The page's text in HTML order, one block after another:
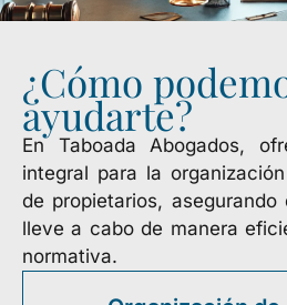
¿Cómo
ayudarte?
En Taboada Abogados,
integral para la
de propietarios,
lleve a cabo de manera
normativa.